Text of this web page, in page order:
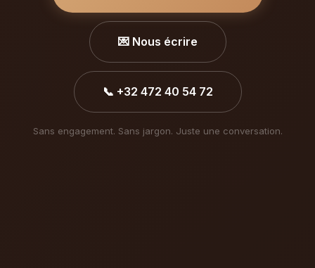
💌 Nous écrire
📞 +32 472 40 54 72
Sans engagement. Sans jargon. Juste une conversation.